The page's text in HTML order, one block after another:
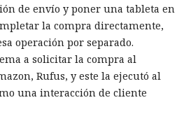
de envío y poner una tableta en
la compra directamente,
operación por separado.
a solicitar la compra al
Rufus, y este la ejecutó al
una interacción de cliente
el consumo de memoria
2,3 veces.